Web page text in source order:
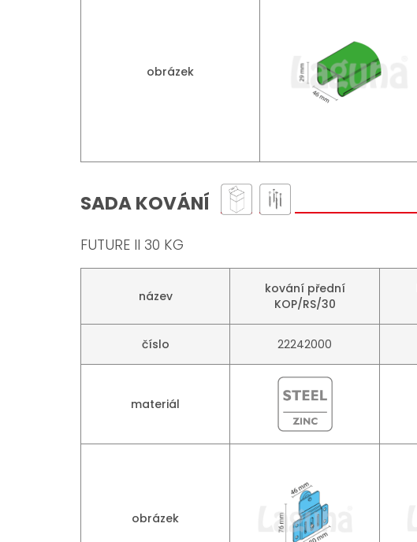
obrázek
SADA KOVÁNÍ
FUTURE II 30 KG
název
kování přední
KOP/RS/30
číslo 22242000
materiál
obrázek